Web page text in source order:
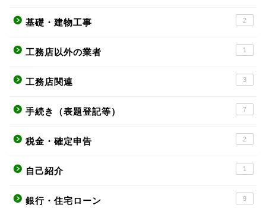
基礎・建物工事 2
工務店以外の業者 1
工務店関連 3
手続き（表題登記等） 7
税金・確定申告 2
自己紹介 1
銀行・住宅ローン 9